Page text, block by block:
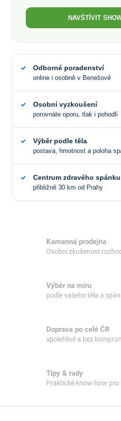
NAVŠTÍVIT
Odborné poradenství
online i osobně v Benešově
Osobní vyzkoušení
porovnáte oporu, tlak i pohodlí
Výběr podle těla
postava, hmotnost a poloha
Centrum zdravého spánku
přibližně 30 km od Prahy
Kamenná prodejna
Osobní zkušenost
Výběr na míru
podle vašeho těla a
Doprava po celé ČR
spolehlivě a bez
Tipy & rady
Praktické know-how pro